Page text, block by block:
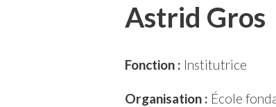
Astrid Gros
Fonction : Institutrice
Organisation : École